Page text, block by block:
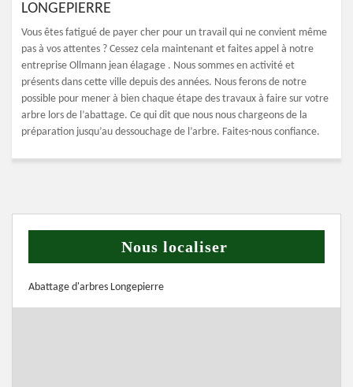
LONGEPIERRE
Vous êtes fatigué de payer cher pour un travail qui ne convient même
pas à vos attentes ? Cessez cela maintenant et faites appel à notre
entreprise Ollmann jean élagage . Nous sommes en activité et
présents dans cette ville depuis des années. Nous ferons de notre
possible pour mener à bien chaque étape des travaux à faire sur votre
arbre lors de l’abattage. Ce qui dit que nous nous chargeons de la
préparation jusqu’au dessouchage de l’arbre. Faites-nous confiance.
Nous localiser
Abattage d'arbres Longepierre